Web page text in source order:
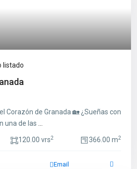
listado
Corazón de Granada 🏡 ¿Sueñas con
una de las
120.00 vrs2 366.00 m2
Email